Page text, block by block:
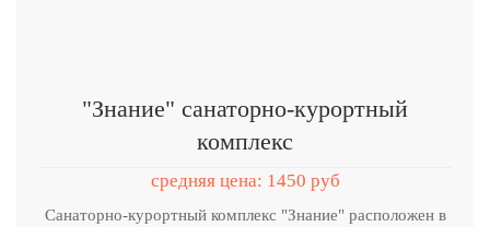
"Знание" санаторно-курортный
комплекс
средняя цена: 1450 руб
Санаторно-курортный комплекс "Знание" расположен в